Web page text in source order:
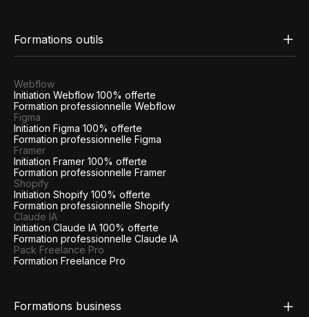
Formations outils
Webflow
Initiation Webflow 100% offerte
Formation professionnelle Webflow
Figma
Initiation Figma 100% offerte
Formation professionnelle Figma
Framer
Initiation Framer 100% offerte
Formation professionnelle Framer
Shopify
Initiation Shopify 100% offerte
Formation professionnelle Shopify
Claude IA
Initiation Claude IA 100% offerte
Formation professionnelle Claude IA
Pack Freelance Pro
Formation Freelance Pro
Formations business